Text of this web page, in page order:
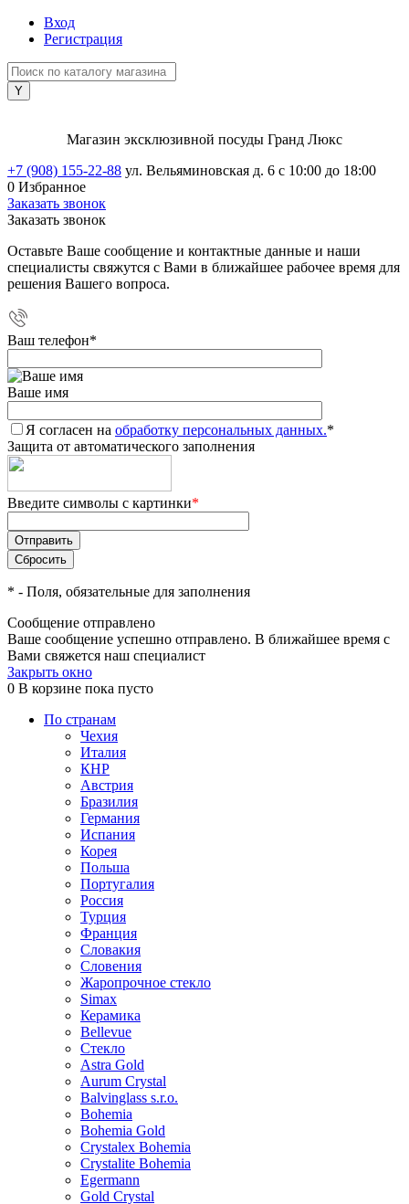
Вход
Регистрация
Магазин эксклюзивной посуды Гранд Люкс
+7 (908) 155-22-88 ул. Вельяминовская д. 6 с 10:00 до 18:00
0 Избранное
Заказать звонок
Заказать звонок
Оставьте Ваше сообщение и контактные данные и наши
специалисты свяжутся с Вами в ближайшее рабочее время для
решения Вашего вопроса.
Ваш телефон*
Ваше имя
Я согласен на обработку персональных данных.*
Защита от автоматического заполнения
Введите символы с картинки*
* - Поля, обязательные для заполнения
Сообщение отправлено
Ваше сообщение успешно отправлено. В ближайшее время с
Вами свяжется наш специалист
Закрыть окно
0 В корзине пока пусто
По странам
Чехия
Италия
КНР
Австрия
Бразилия
Германия
Испания
Корея
Польша
Португалия
Россия
Турция
Франция
Словакия
Словения
Жаропрочное стекло
Simax
Керамика
Bellevue
Стекло
Astra Gold
Aurum Crystal
Balvinglass s.r.o.
Bohemia
Bohemia Gold
Crystalex Bohemia
Crystalite Bohemia
Egermann
Gold Crystal